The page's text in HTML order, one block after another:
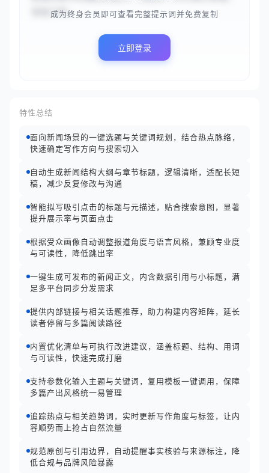
智能诊断,...
成为终身会员即可查看完整提示词并免费复制
立即登录
特性总结
面向新闻场景的一键选题与关键词规划，结合热点脉络，
快速确定写作方向与搜索切入
自动生成新闻结构大纲与章节标题，逻辑清晰，适配长短
稿，减少反复修改与沟通
智能拟写吸引点击的标题与元描述，贴合搜索意图，显著
提升展示率与页面点击
根据受众画像自动调整报道角度与语言风格，兼顾专业度
与可读性，降低跳出率
一键生成可发布的新闻正文，内含数据引用与小标题，满
足多平台同步分发需求
提供内部链接与相关话题推荐，助力构建内容矩阵，延长
读者停留与多篇阅读路径
内置优化清单与可执行改进建议，涵盖标题、结构、用词
与可读性，快速完成打磨
支持参数化输入主题与关键词，复用模板一键调用，保障
多篇产出风格统一易管理
追踪热点与相关趋势词，实时更新写作角度与标签，让内
容顺势而上抢占自然流量
规范原创与引用边界，自动提醒事实核验与来源标注，降
低合规与品牌风险暴露